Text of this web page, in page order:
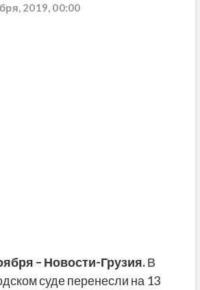
2019, 00:00
– Новости-Грузия.В
суде перенесли на 13